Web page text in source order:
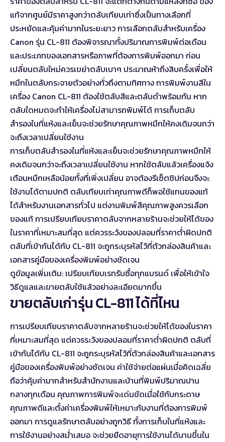
แท้จากศูนย์มีราคาสูงกว่าตลับเทียบเท่าซึ่งเป็นทางเลือกที่
ประหยัดและคุ้มค่ามากในระยะยาว การเลือกตลับสำหรับเครื่อง
Canon รุ่น CL-811 ต้องพิจารณาทั้งปริมาณการพิมพ์ต่อเดือน
และประเภทของเอกสารหรือภาพที่ต้องการพิมพ์ออกมา ก่อน
เปลี่ยนตลับใหม่ควรเขย่าตลับเบาๆ ประมาณห้าถึงสิบครั้งเพื่อให้
หมึกในตลับกระจายตัวอย่างทั่วถึงตามทิศทาง การพิมพ์งานสีใน
เครื่อง Canon CL-811 ต้องใช้ตลับสีและตลับดำพร้อมกัน หาก
ตลับใดหมดจะทำให้เครื่องไม่สามารถพิมพ์ได้ การเก็บตลับ
สำรองในที่แห้งและเย็นจะช่วยรักษาคุณภาพหมึกให้คงเดิมจนกว่า
จะถึงเวลาเปลี่ยนใช้งาน
การเก็บตลับสำรองในที่แห้งและเย็นจะช่วยรักษาคุณภาพหมึกให้
คงเดิมจนกว่าจะถึงเวลาเปลี่ยนใช้งาน หากใช้ตลับแล้วเครื่องแจ้ง
เตือนหมึกเหลือน้อยทั้งที่เพิ่งเปลี่ยน อาจต้องรีเซ็ตชิปก่อนจึงจะ
ใช้งานได้ตามปกติ ตลับเทียบเท่าคุณภาพดีก็พอใช้แทนของแท้
ได้สำหรับงานเอกสารทั่วไป แต่งานพิมพ์สีคุณภาพสูงควรเลือก
ของแท้ การเปรียบเทียบราคาตลับจากหลายร้านจะช่วยให้ได้ของ
ในราคาที่เหมาะสมที่สุด แต่ควรระวังของปลอมที่ราคาต่ำผิดปกติ
ตลับที่เข้ากันได้กับ CL-811 จะถูกระบุรหัสไว้ที่ตัวกล่องสินค้าและ
เอกสารคู่มือของเครื่องพิมพ์อย่างชัดเจน
ดูข้อมูลเพิ่มเติม: เปรียบเทียบเรทรับซื้อทุกแบรนด์ เพื่อให้เข้าใจ
วิธีดูแลและขายตลับใช้แล้วอย่างละเอียดมากขึ้น
ขายตลับเก่ารุ่น CL-811 ได้ที่ไหน
การเปรียบเทียบราคาตลับจากหลายร้านจะช่วยให้ได้ของในราคา
ที่เหมาะสมที่สุด แต่ควรระวังของปลอมที่ราคาต่ำผิดปกติ ตลับที่
เข้ากันได้กับ CL-811 จะถูกระบุรหัสไว้ที่ตัวกล่องสินค้าและเอกสาร
คู่มือของเครื่องพิมพ์อย่างชัดเจน ค่าใช้จ่ายต่อแผ่นเมื่อคิดเฉลี่ย
ถือว่าคุ้มค่ามากสำหรับสำนักงานและบ้านที่พิมพ์ปริมาณปาน
กลางทุกเดือน คุณภาพการพิมพ์จะเด่นชัดเมื่อใช้กับกระดาษ
คุณภาพดีและตั้งค่าเครื่องพิมพ์ให้เหมาะกับงานที่ต้องการพิมพ์
ออกมา การดูแลรักษาตลับอย่างถูกวิธี ทั้งการเก็บในที่แห้งและ
การใช้งานอย่างสม่ำเสมอ จะช่วยยืดอายุการใช้งานได้นานขึ้นใน